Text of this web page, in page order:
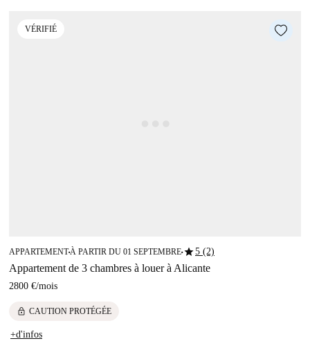
VÉRIFIÉ
APPARTEMENT■À PARTIR DU 01 SEPTEMBRE■star5 (2)
Appartement de 3 chambres à louer à Alicante
2800 €/mois
lock CAUTION PROTÉGÉE
+d'infos